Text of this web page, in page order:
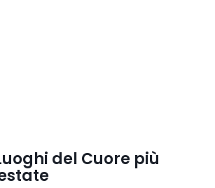
del Cuore più